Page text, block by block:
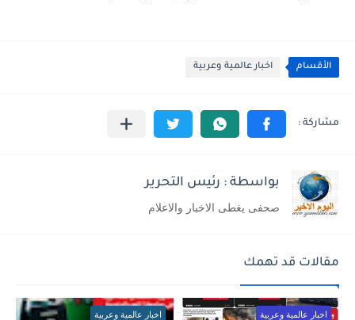
الأقسام اخبار عالمية وعربية
بواسطة : رئيس التحرير
صحفى يغطى الاخبار والاعلام
مقالات قد تهمك
اخبار عالمية وعربية اخبار عالمية وعربية